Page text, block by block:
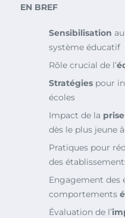
EN BREF
Sensibilisation
système éducatif
Rôle crucial de l’
Stratégies pour
écoles
Impact de la
dès le plus jeune
Pratiques pour
des
Engagement des
comportements
Évaluation de l’